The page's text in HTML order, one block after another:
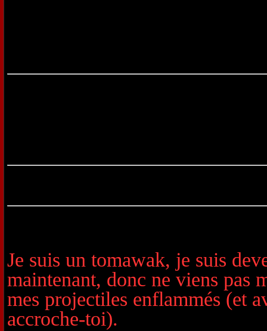
Je suis un tomawak, je suis
maintenant, donc ne viens pas
mes projectiles enflammés (et
accroche-toi).